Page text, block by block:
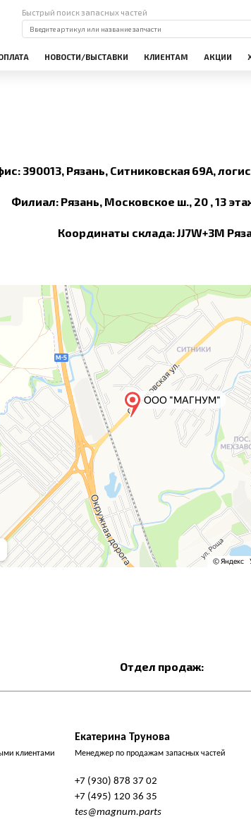
Быстрый поиск запасных частей
НОВОСТИ/ВЫСТАВКИ КЛИЕНТАМ АКЦИИ
390013, Рязань, Ситниковская 69А,
Филиал: Рязань, Московское ш., 20 , 13
Координаты склада: JJ7W+3M
Отдел продаж:
клиентами
Екатерина Трунова
Менеджер по продажам запасных частей
+7 (930) 878 37 02
+7 (495) 120 36 35
tes@magnum.parts